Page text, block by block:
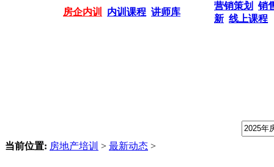
房企内训 内训课程 讲师库
营销策划
销
新 线上课程
当前位置: 房地产培训 > 最新动态 >